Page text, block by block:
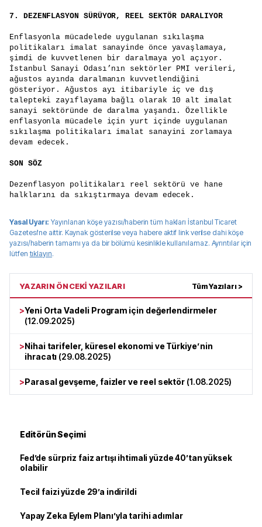
7. DEZENFLASYON SÜRÜYOR, REEL SEKTÖR DARALIYOR
Enflasyonla mücadelede uygulanan sıkılaşma
politikaları imalat sanayinde önce yavaşlamaya,
şimdi de kuvvetlenen bir daralmaya yol açıyor.
İstanbul Sanayi Odası’nın sektörler PMI verileri,
ağustos ayında daralmanın kuvvetlendiğini
gösteriyor. Ağustos ayı itibariyle iç ve dış
talepteki zayıflayama bağlı olarak 10 alt imalat
sanayi sektöründe de daralma yaşandı. Özellikle
enflasyonla mücadele için yurt içinde uygulanan
sıkılaşma politikaları imalat sanayini zorlamaya
devam edecek.
SON SÖZ
Dezenflasyon politikaları reel sektörü ve hane
halklarını da sıkıştırmaya devam edecek.
Yasal Uyarı: Yayınlanan köşe yazısı/haberin tüm haklarıİstanbul Ticaret
Gazetesi'ne aittir. Kaynak gösterilse veya habere aktif link verilse dahi köşe
yazısı/haberin tamamı ya da bir bölümü kesinlikle kullanılamaz. Ayrıntılar için
lütfen tıklayın.
YAZARIN ÖNCEKİ YAZILARI Tüm Yazıları >
>Yeni Orta Vadeli Program için değerlendirmeler
(12.09.2025)
>Nihai tarifeler, küresel ekonomi ve Türkiye’nin
ihracatı (29.08.2025)
>Parasal gevşeme, faizler ve reel sektör (1.08.2025)
Editörün Seçimi
Fed’de sürpriz faiz artışı ihtimali yüzde 40’tan yüksek
olabilir
Tecil faizi yüzde 29’a indirildi
Yapay Zeka Eylem Planı’yla tarihi adımlar